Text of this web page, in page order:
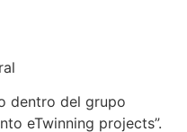
dentro del grupo
eTwinning projects”.